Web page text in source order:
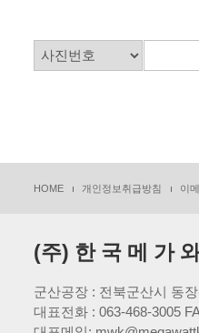
HOME 개인정보취급방침 이
(주) 한 국 메 가
군산공장 : 전북군산시 동
대표전화 : 063-468-3005